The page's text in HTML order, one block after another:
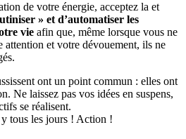
de votre énergie, acceptez la et
» et d’automatiser les
vie afin que, même lorsque vous ne
attention et votre dévouement, ils ne
ont un point commun : elles ont
Ne laissez pas vos idées en suspens,
se réalisent.
tous les jours ! Action !